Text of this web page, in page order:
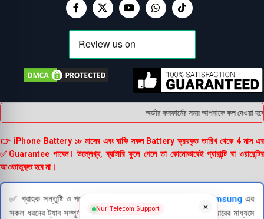
অর্ডার কনফার্মের সময় আপনাকে কল দেওয়া
👉 iPhone Battery ১৮ মাসের এবং বাকি সকল Battery ক্রয়কৃত তারিখ থেকে 4 মাস এর
✅Guarantee পাবেন। উল্লেখ্য, ব্যাটারি ফুলে গেলে তা কোনোভাবেই গ্যারান্টি বা ওয়ারেন্টির
আওতাভুক্ত হবে না।
✅ গ্রাহক সন্তুষ্টি ও পণ্যের স্বচ্ছতা নিশ্চিত করতে Samsung এর
সকল ধরনের ট্যাব সম্পূর্ণরূপে যাচাই (Check) করার পরই বিক্রি ও কুরিয়ারের মাধ্যমে
×
Nur Telecom Support